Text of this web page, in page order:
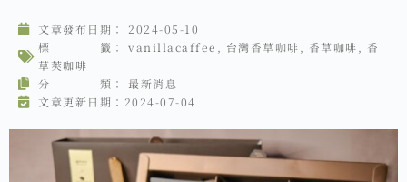
文章發布日期：
2024-05-10
標 籤：
vanillacaffee 台灣香草咖啡 香草咖啡
香
草莢咖啡
分 類：
最新消息
文章更新日期：2024-07-04